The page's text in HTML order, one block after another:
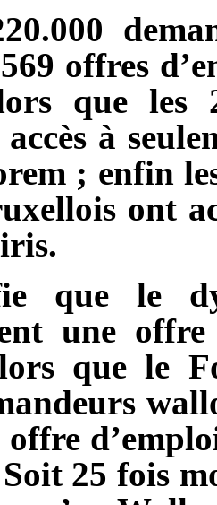
offres
que les
à
; enfin
ont
que le
une
que le
25 fois